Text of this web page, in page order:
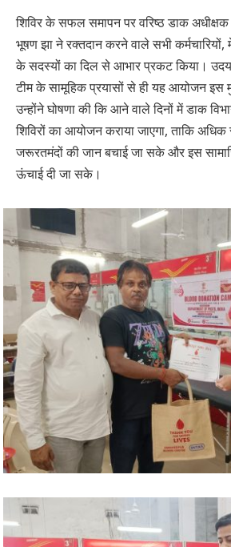
शिविर के सफल समापन पर वरिष्ठ डाक
भूषण झा ने रक्तदान करने वाले सभी
के सदस्यों का दिल से आभार प्रकट किया।
टीम के सामूहिक प्रयासों से ही यह आयोजन इस
उन्होंने घोषणा की कि आने वाले दिनों में डाक
शिविरों का आयोजन कराया जाएगा, ताकि
जरूरतमंदों की जान बचाई जा सके और इस
ऊंचाई दी जा सके।